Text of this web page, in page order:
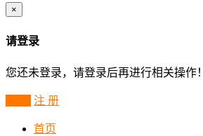
×
请登录
您还未登录，请登录后再进行相关操作！
注 册
首页